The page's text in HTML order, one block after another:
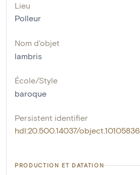
Lieu
Polleur
Nom d'objet
lambris
École/Style
baroque
Persistent identifier
hdl:20.500.14037/object.10105836
PRODUCTION ET DATATION